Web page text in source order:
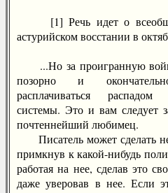
[1] Речь идет о
астурийском восстании в
...Но за проигранную
позорно и
расплачиваться распадом
системы. Это и вам следует
почтеннейший любимец.
Писатель может сделать
примкнув к какой-нибудь
работая на нее, сделав это
даже уверовав в нее. Если